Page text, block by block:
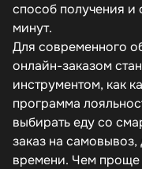
способ получения и
минут.
Для современного
онлайн-заказом
инструментом, как
программа
выбирать еду со
заказ на
времени. Чем проще